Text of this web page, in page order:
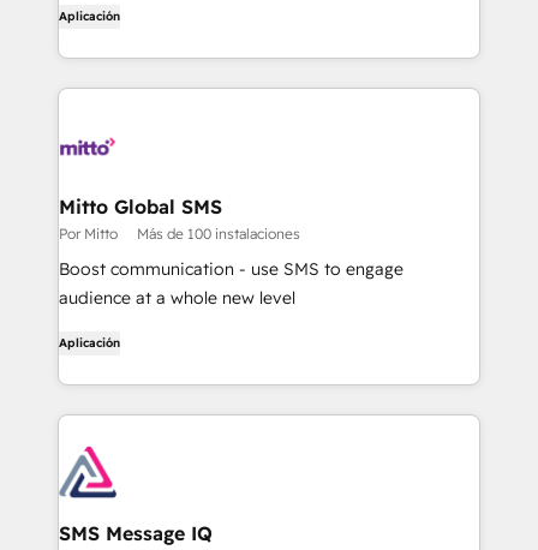
Aplicación
Mitto Global SMS
Por Mitto Más de 100 instalaciones
Boost communication - use SMS to engage
audience at a whole new level
Aplicación
SMS Message IQ